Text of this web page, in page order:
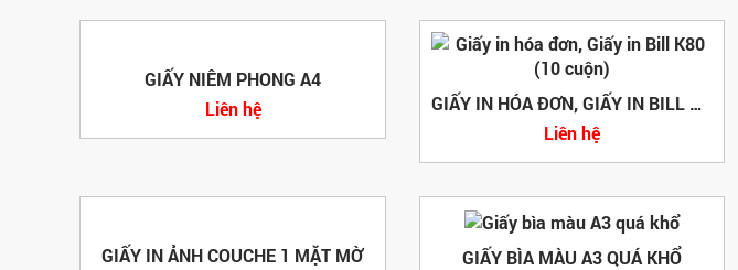
GIẤY NIÊM PHONG A4
Liên hệ
GIẤY IN HÓA ĐƠN, GIẤY IN BILL K80 (10 CUỘN)
Liên hệ
GIẤY IN ẢNH COUCHE 1 MẶT MỜ
GIẤY BÌA MÀU A3 QUÁ KHỔ